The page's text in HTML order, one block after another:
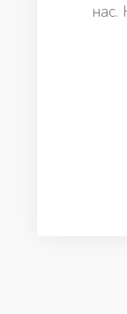
нас.